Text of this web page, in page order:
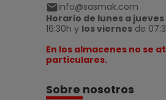
info@sasmak.com
Horario de lunes a jueves
16:30h y los viernes de
En los almacenes no se
particulares.
Sobre nosotros